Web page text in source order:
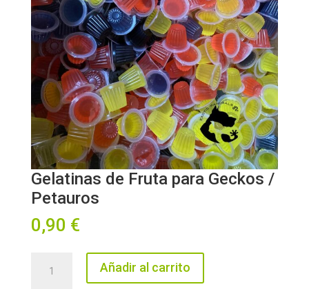
Gelatinas de Fruta para Geckos /
Petauros
0,90 €
Añadir al carrito